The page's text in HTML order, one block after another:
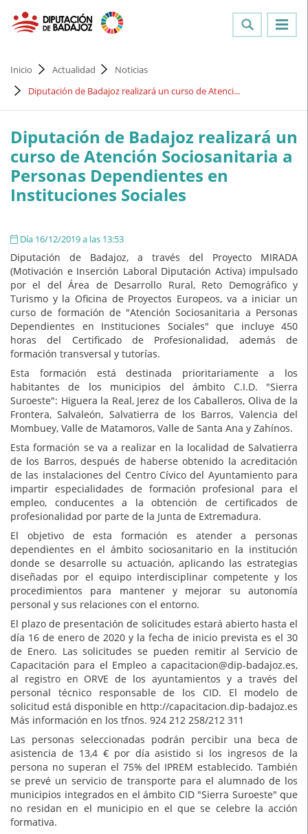
Inicio Actualidad
Noticias
Diputación de Badajoz realizará un curso de Atenci...
Diputación de Badajoz realizará un
curso de Atención Sociosanitaria a
Personas Dependientes en
Instituciones Sociales
Día 16/12/2019 a las 13:53
Diputación de Badajoz, a través del Proyecto MIRADA
(Motivación e Inserción Laboral Diputación Activa) impulsado
por el del Área de Desarrollo Rural, Reto Demográfico y
Turismo y la Oficina de Proyectos Europeos, va a iniciar un
curso de formación de "Atención Sociosanitaria a Personas
Dependientes en Instituciones Sociales" que incluye 450
horas del Certificado de Profesionalidad, además de
formación transversal y tutorías.
Esta formación está destinada prioritariamente a los
habitantes de los municipios del ámbito C.I.D. "Sierra
Suroeste": Higuera la Real, Jerez de los Caballeros, Oliva de la
Frontera, Salvaleón, Salvatierra de los Barros, Valencia del
Mombuey, Valle de Matamoros, Valle de Santa Ana y Zahínos.
Esta formación se va a realizar en la localidad de Salvatierra
de los Barros, después de haberse obtenido la acreditación
de las instalaciones del Centro Cívico del Ayuntamiento para
impartir especialidades de formación profesional para el
empleo, conducentes a la obtención de certificados de
profesionalidad por parte de la Junta de Extremadura.
El objetivo de esta formación es atender a personas
dependientes en el ámbito sociosanitario en la institución
donde se desarrolle su actuación, aplicando las estrategias
diseñadas por el equipo interdisciplinar competente y los
procedimientos para mantener y mejorar su autonomía
personal y sus relaciones con el entorno.
El plazo de presentación de solicitudes estará abierto hasta el
día 16 de enero de 2020 y la fecha de inicio prevista es el 30
de Enero. Las solicitudes se pueden remitir al Servicio de
Capacitación para el Empleo a capacitacion@dip-badajoz.es,
al registro en ORVE de los ayuntamientos y a través del
personal técnico responsable de los CID. El modelo de
solicitud está disponible en http://capacitacion.dip-badajoz.es
Más información en los tfnos. 924 212 258/212 311
Las personas seleccionadas podrán percibir una beca de
asistencia de 13,4 € por día asistido si los ingresos de la
persona no superan el 75% del IPREM establecido. También
se prevé un servicio de transporte para el alumnado de los
municipios integrados en el ámbito CID "Sierra Suroeste" que
no residan en el municipio en el que se celebre la acción
formativa.